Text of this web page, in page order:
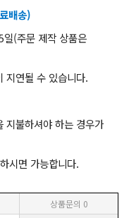
배송)
(주문 제작 상품은
연될 수 있습니다.
지불하셔야 하는 경우가
시면 가능합니다.
상품문의 0